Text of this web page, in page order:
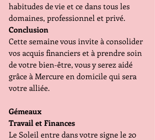
habitudes de vie et ce dans tous les
domaines, professionnel et privé.
Conclusion
Cette semaine vous invite à consolider
vos acquis financiers et à prendre soin
de votre bien-être, vous y serez aidé
grâce à Mercure en domicile qui sera
votre alliée.
Gémeaux
Travail et Finances
Le Soleil entre dans votre signe le 20